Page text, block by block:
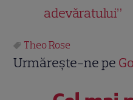
adevăratului”
Theo Rose
Urmărește-ne pe